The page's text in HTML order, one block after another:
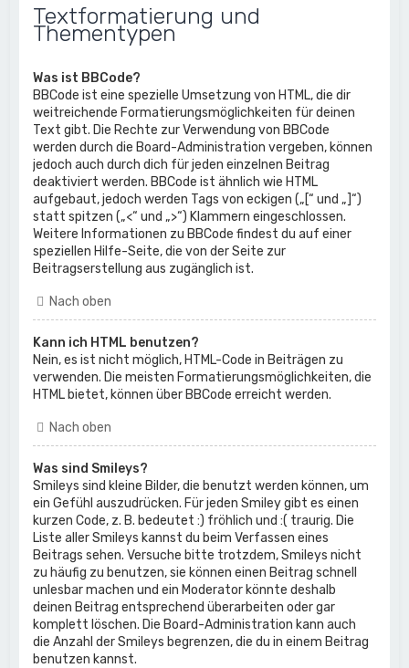
Textformatierung und
Thementypen
Was ist BBCode?
BBCode ist eine spezielle Umsetzung von HTML, die dir
weitreichende Formatierungsmöglichkeiten für deinen
Text gibt. Die Rechte zur Verwendung von BBCode
werden durch die Board-Administration vergeben, können
jedoch auch durch dich für jeden einzelnen Beitrag
deaktiviert werden. BBCode ist ähnlich wie HTML
aufgebaut, jedoch werden Tags von eckigen („[“ und „]“)
statt spitzen („<“ und „>“) Klammern eingeschlossen.
Weitere Informationen zu BBCode findest du auf einer
speziellen Hilfe-Seite, die von der Seite zur
Beitragserstellung aus zugänglich ist.
Nach oben
Kann ich HTML benutzen?
Nein, es ist nicht möglich, HTML-Code in Beiträgen zu
verwenden. Die meisten Formatierungsmöglichkeiten, die
HTML bietet, können über BBCode erreicht werden.
Nach oben
Was sind Smileys?
Smileys sind kleine Bilder, die benutzt werden können, um
ein Gefühl auszudrücken. Für jeden Smiley gibt es einen
kurzen Code, z. B. bedeutet :) fröhlich und :( traurig. Die
Liste aller Smileys kannst du beim Verfassen eines
Beitrags sehen. Versuche bitte trotzdem, Smileys nicht
zu häufig zu benutzen, sie können einen Beitrag schnell
unlesbar machen und ein Moderator könnte deshalb
deinen Beitrag entsprechend überarbeiten oder gar
komplett löschen. Die Board-Administration kann auch
die Anzahl der Smileys begrenzen, die du in einem Beitrag
benutzen kannst.